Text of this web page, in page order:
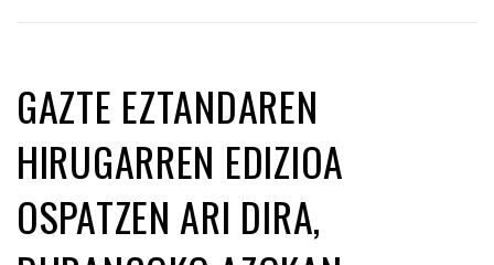
GAZTE EZTANDAREN
HIRUGARREN EDIZIOA
OSPATZEN ARI DIRA,